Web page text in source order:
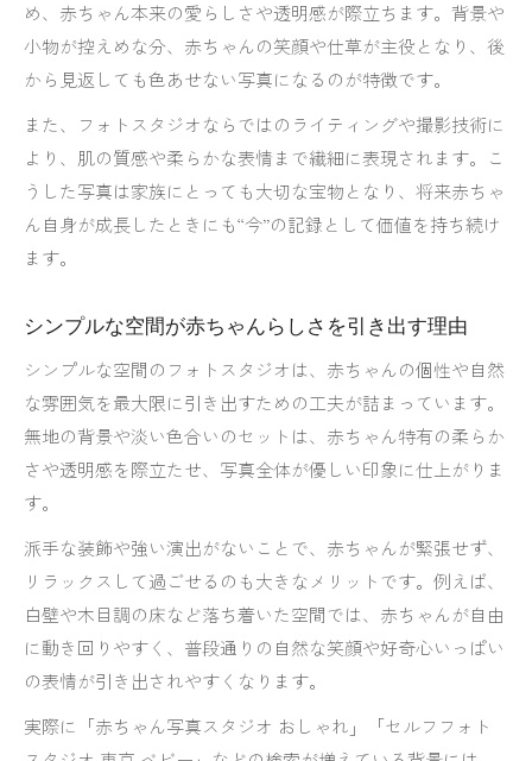
料金も雰囲気も満足できるフォトスタジオとは
フォトスタジオの料金プランと選び方の基本
安いフォトスタジオで満足度を高めるポイント
赤ちゃん写真スタジオのおしゃれなプラン比較
名古屋フォトスタジオの料金と雰囲気を徹底比
較
フォトスタジオの無地背景が生む自然な写真
赤ちゃん写真スタジオで家族写真をおしゃれに
無地背景で赤ちゃんらしい笑顔を引き出す工夫
フォトスタジオで残す家族の記念写真の魅力
フォトスタジオ選びで重要な価格と世界観比較
フォトスタジオの価格比較で見るべきポイント
おしゃれなフォトスタジオを比較するコツ
赤ちゃん写真スタジオの世界観を体験しよう
安いフォトスタジオでも妥協しない選び方
フォトスタジオの料金体系と追加費用の注意点
め、赤ちゃん本来の愛らしさや透明感が際立ちます。背景や
小物が控えめな分、赤ちゃんの笑顔や仕草が主役となり、後
から見返しても色あせない写真になるのが特徴です。
また、フォトスタジオならではのライティングや撮影技術に
より、肌の質感や柔らかな表情まで繊細に表現されます。こ
うした写真は家族にとっても大切な宝物となり、将来赤ちゃ
ん自身が成長したときにも“今”の記録として価値を持ち続け
ます。
シンプルな空間が赤ちゃんらしさを引き出す理由
シンプルな空間のフォトスタジオは、赤ちゃんの個性や自然
な雰囲気を最大限に引き出すための工夫が詰まっています。
無地の背景や淡い色合いのセットは、赤ちゃん特有の柔らか
さや透明感を際立たせ、写真全体が優しい印象に仕上がりま
す。
派手な装飾や強い演出がないことで、赤ちゃんが緊張せず、
リラックスして過ごせるのも大きなメリットです。例えば、
白壁や木目調の床など落ち着いた空間では、赤ちゃんが自由
に動き回りやすく、普段通りの自然な笑顔や好奇心いっぱい
の表情が引き出されやすくなります。
実際に「赤ちゃん写真スタジオ おしゃれ」「セルフフォト